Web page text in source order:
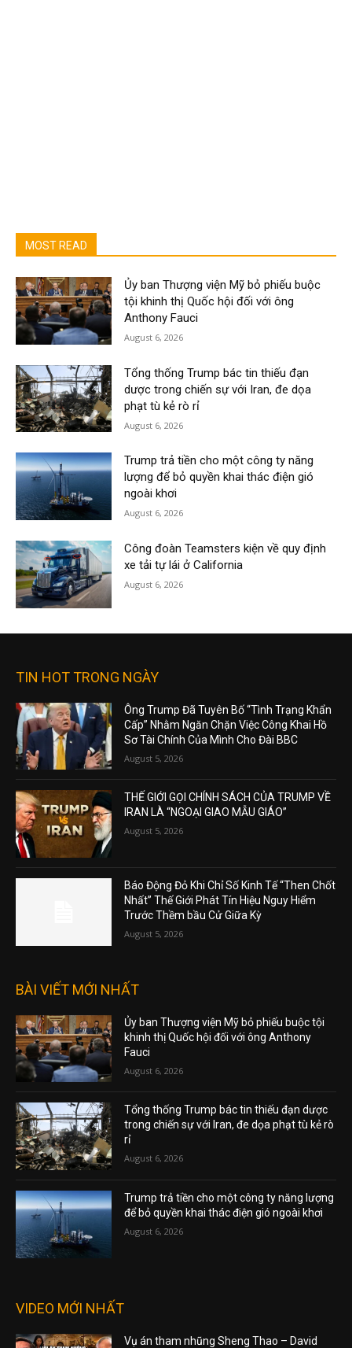
MOST READ
Ủy ban Thượng viện Mỹ bỏ phiếu buộc
tội khinh thị Quốc hội đối với ông
Anthony Fauci
August 6, 2026
Tổng thống Trump bác tin thiếu đạn
dược trong chiến sự với Iran, đe dọa
phạt tù kẻ rò rỉ
August 6, 2026
Trump trả tiền cho một công ty năng
lượng để bỏ quyền khai thác điện gió
ngoài khơi
August 6, 2026
Công đoàn Teamsters kiện về quy định
xe tải tự lái ở California
August 6, 2026
TIN HOT TRONG NGÀY
Ông Trump Đã Tuyên Bố “Tình Trạng Khẩn
Cấp” Nhằm Ngăn Chặn Việc Công Khai Hồ
Sơ Tài Chính Của Mình Cho Đài BBC
August 5, 2026
THẾ GIỚI GỌI CHÍNH SÁCH CỦA TRUMP VỀ
IRAN LÀ “NGOẠI GIAO MẪU GIÁO”
August 5, 2026
Báo Động Đỏ Khi Chỉ Số Kinh Tế “Then Chốt
Nhất” Thế Giới Phát Tín Hiệu Nguy Hiểm
Trước Thềm bầu Cử Giữa Kỳ
August 5, 2026
BÀI VIẾT MỚI NHẤT
Ủy ban Thượng viện Mỹ bỏ phiếu buộc tội
khinh thị Quốc hội đối với ông Anthony
Fauci
August 6, 2026
Tổng thống Trump bác tin thiếu đạn dược
trong chiến sự với Iran, đe dọa phạt tù kẻ rò
rỉ
August 6, 2026
Trump trả tiền cho một công ty năng lượng
để bỏ quyền khai thác điện gió ngoài khơi
August 6, 2026
VIDEO MỚI NHẤT
Vụ án tham nhũng Sheng Thao – David